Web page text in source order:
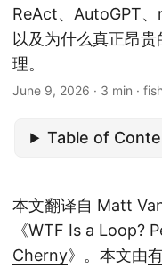
ReAct、AutoGPT
以及为什么真正昂
理。
June 9, 2026 · 3 min ·
Table of
本文翻译自 Matt
《WTF Is a Loop?
Cherny》。本文由